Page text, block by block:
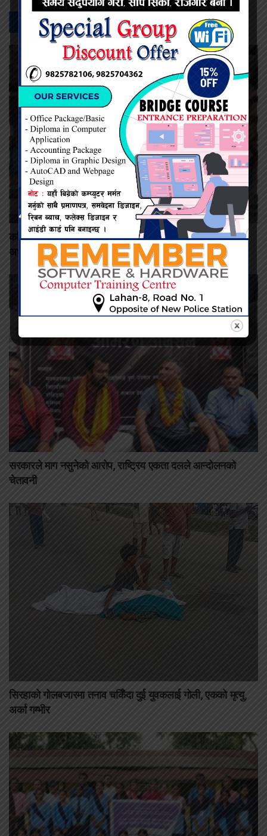
सम्बन्धित -समाचार
कमिशन नदिँदा दुःख दिइयो’ भन्ने सहकारी सञ्चालकको आरोप, वडा
अध्यक्षद्वारा अस्वीकार
सरकारले माग नसुनेको आरोप, राष्ट्रिय एकता दलले आन्दोलनको
चेतावनी
सिरहाको गोलबजारमा तनाव चर्किँदा दुई युवकलाई गोली, एकको मृत्यु,
अर्का गम्भीर